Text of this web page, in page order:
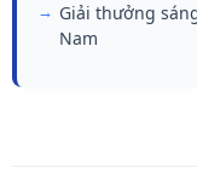
Giải thưởng
Nam